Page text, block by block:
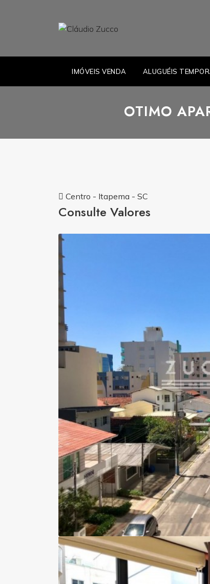
IMÓVEIS VENDA ALUGUÉIS
OTIMO
Centro - Itapema - SC
Consulte Valores